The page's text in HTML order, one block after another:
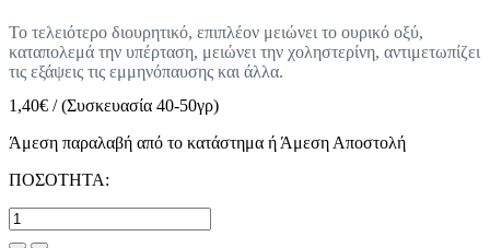
Το τελειότερο διουρητικό, επιπλέον μειώνει το ουρικό οξύ,
καταπολεμά την υπέρταση, μειώνει την χοληστερίνη, αντιμετωπίζει
τις εξάψεις τις εμμηνόπαυσης και άλλα.
1,40€ /(Συσκευασία 40-50γρ)
Άμεση παραλαβή από το κατάστημα ή Άμεση Αποστολή
ΠΟΣΟΤΗΤΑ: